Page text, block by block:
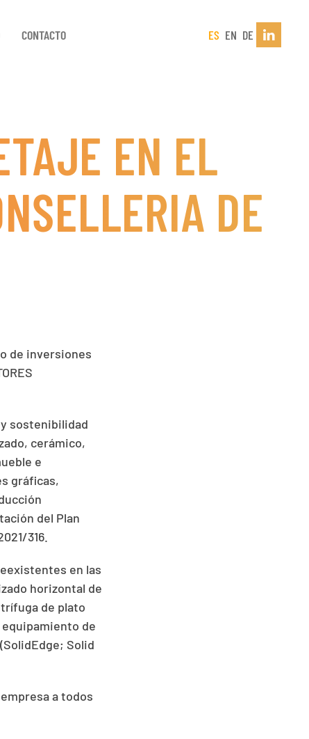
CONTACTO ES EN DE
EN EL
DE
de inversiones
sostenibilidad
cerámico,
e
gráficas,
del Plan
316.
en las
horizontal de
de plato
de
Solid
a todos